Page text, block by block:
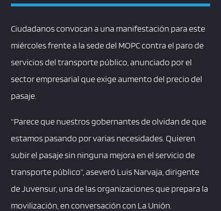
Ciudadanos convocan a una manifestación para este
miércoles frente a la sede del MOPC contra el paro de
servicios del transporte público, anunciado por el
sector empresarial que exige aumento del precio del
pasaje.
“Parece que nuestros gobernantes de olvidan de que
estamos pasando por varias necesidades. Quieren
subir el pasaje sin ninguna mejora en el servicio de
transporte público”, aseveró Luis Narvaja, dirigente
de Juvensur, una de las organizaciones que prepara la
movilización, en conversación con La Unión.